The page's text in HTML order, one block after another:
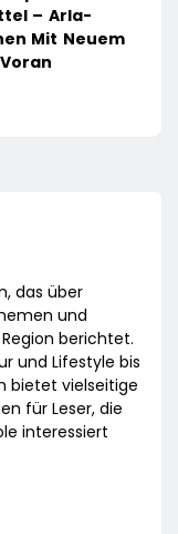
– Arla-
Mit Neuem
das über
und
berichtet.
und Lifestyle bis
bietet vielseitige
für Leser, die
interessiert